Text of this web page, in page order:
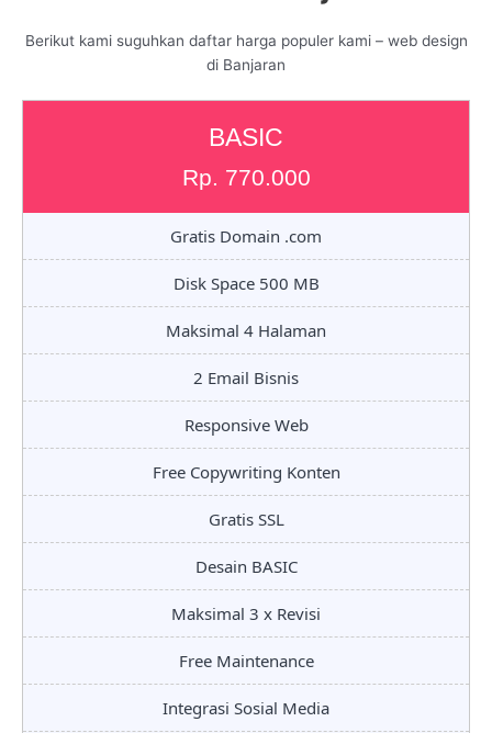
Berikut kami suguhkan daftar harga populer kami – web design
di Banjaran
BASIC
Rp. 770.000
Gratis Domain .com
Disk Space 500 MB
Maksimal 4 Halaman
2 Email Bisnis
Responsive Web
Free Copywriting Konten
Gratis SSL
Desain BASIC
Maksimal 3 x Revisi
Free Maintenance
Integrasi Sosial Media